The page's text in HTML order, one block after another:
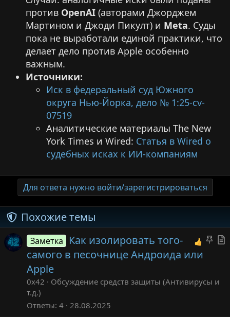
против OpenAI (авторами Джорджем
Мартином и Джоди Пикулт) и Meta. Суды
пока не выработали единой практики, что
делает дело против Apple особенно
важным.
Источники:
Иск в федеральный суд Южного
округа Нью-Йорка, дело № 1:25-cv-
07519
Аналитические материалы The New
York Times и Wired: Статья в Wired о
судебных исках к ИИ-компаниям
Для ответа нужно войти/зарегистрироваться
Похожие темы
З
р
Заметка
Как изолировать того-
самого в песочнице Андроида или
Apple
0x42
Обсуждение средств защиты (Антивирусы и
т.д.)
Ответы 4 28.08.2025